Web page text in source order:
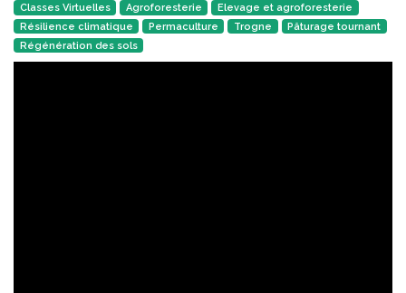
Classes Virtuelles Agroforesterie
Elevage et agroforesterie
Résilience climatique
Permaculture Trogne
Pâturage tournant
Régénération des sols